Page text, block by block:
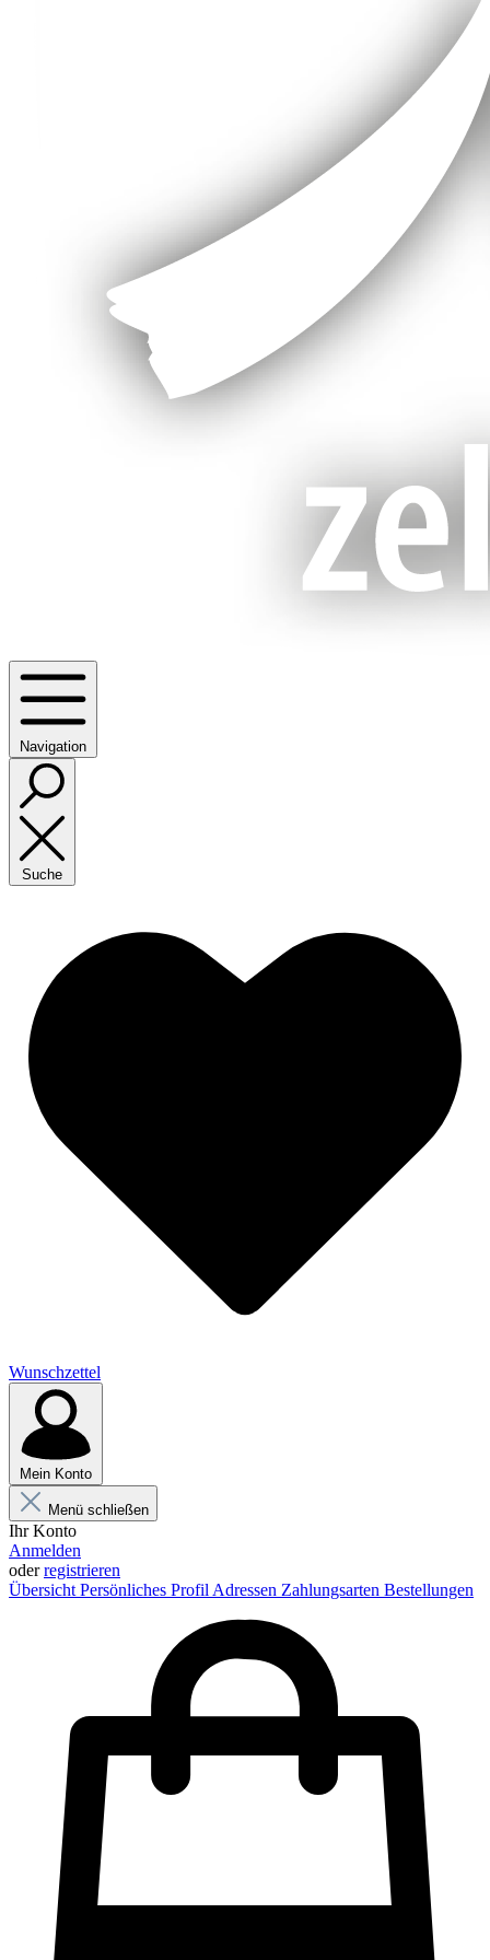
Navigation
Suche
Wunschzettel
Mein Konto
Menü schließen
Ihr Konto
Anmelden
oderregistrieren
Übersicht Persönliches Profil Adressen Zahlungsarten Bestellungen